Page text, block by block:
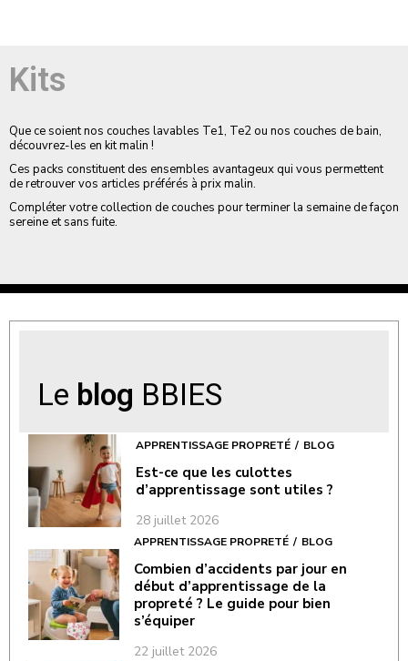
Kits
Que ce soient nos couches lavables Te1, Te2 ou nos couches de bain,
découvrez-les en kit malin !
Ces packs constituent des ensembles avantageux qui vous permettent
de retrouver vos articles préférés à prix malin.
Compléter votre collection de couches pour terminer la semaine de façon
sereine et sans fuite.
Le blog BBIES
APPRENTISSAGE PROPRETÉ BLOG
Est-ce que les culottes
d’apprentissage sont utiles ?
28 juillet 2026
APPRENTISSAGE PROPRETÉ BLOG
Combien d’accidents par jour en
début d’apprentissage de la
propreté ? Le guide pour bien
s’équiper
22 juillet 2026